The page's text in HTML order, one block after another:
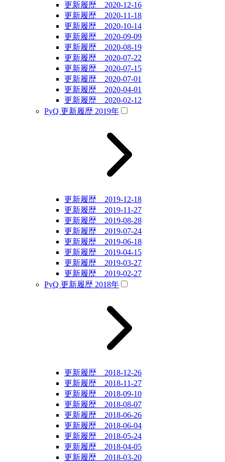
更新履歴 2020-12-16
更新履歴 2020-11-18
更新履歴 2020-10-14
更新履歴 2020-09-09
更新履歴 2020-08-19
更新履歴 2020-07-22
更新履歴 2020-07-15
更新履歴 2020-07-01
更新履歴 2020-04-01
更新履歴 2020-02-12
PyQ 更新履歴 2019年
更新履歴 2019-12-18
更新履歴 2019-11-27
更新履歴 2019-08-28
更新履歴 2019-07-24
更新履歴 2019-06-18
更新履歴 2019-04-15
更新履歴 2019-03-27
更新履歴 2019-02-27
PyQ 更新履歴 2018年
更新履歴 2018-12-26
更新履歴 2018-11-27
更新履歴 2018-09-10
更新履歴 2018-08-07
更新履歴 2018-06-26
更新履歴 2018-06-04
更新履歴 2018-05-24
更新履歴 2018-04-05
更新履歴 2018-03-20